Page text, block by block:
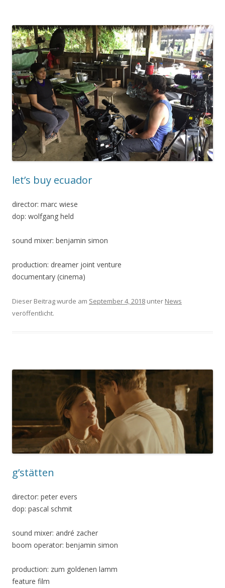
let’s buy ecuador
director: marc wiese
dop: wolfgang held
sound mixer: benjamin simon
production: dreamer joint venture
documentary (cinema)
Dieser Beitrag wurde am September 4, 2018 unter News
veröffentlicht.
g’stätten
director: peter evers
dop: pascal schmit
sound mixer: andré zacher
boom operator: benjamin simon
production: zum goldenen lamm
feature film